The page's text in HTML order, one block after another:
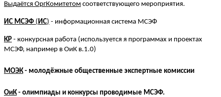
Выдаётся ОргКомитетом соответствующего мероприятия.
ИС МСЭФ (ИС) - информационная система МСЭФ
КР - конкурсная работа (используется я программах и проектах
МСЭФ, например в ОиК в.1.0)
МОЭК- молодёжные общественные экспертные комиссии
ОиК- олимпиады и конкурсы проводимые МСЭФ.